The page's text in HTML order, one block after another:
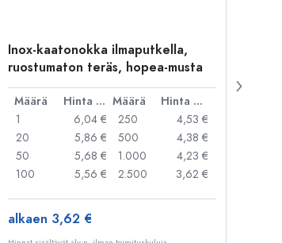
Inox-kaatonokka ilmaputkella,
ruostumaton teräs, hopea-musta
Määrä Hinta per kpl Määrä
Hinta per kpl
1
6,04 €
20
5,86 €
50
5,68 €
100
5,56 €
250
4,53 €
500
4,38 €
1.000
4,23 €
2.500
3,62 €
alkaen 3,62 €